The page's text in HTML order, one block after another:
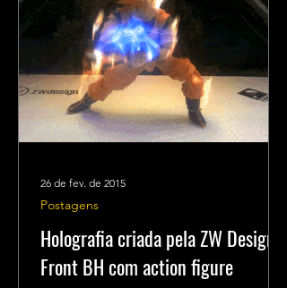
Holografia criada pela ZW Design e
Front BH com action figure
Postagens
26 de fev. de 2015